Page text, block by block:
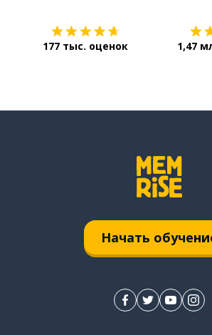
177 тыс. оценок 1,47
Начать